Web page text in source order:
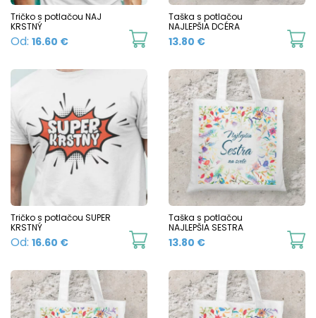
product
page
Tričko s potlačou NAJ
KRSTNÝ
Od: 16.60 €
This
multiple
variants.
The
options
may
be
chosen
on
product
page
Taška s potlačou
NAJLEPŠIA DCÉRA
13.80 €
Tričko s potlačou SUPER
KRSTNÝ
Od: 16.60 €
This
multiple
Taška s potlačou
NAJLEPŠIA SESTRA
13.80 €